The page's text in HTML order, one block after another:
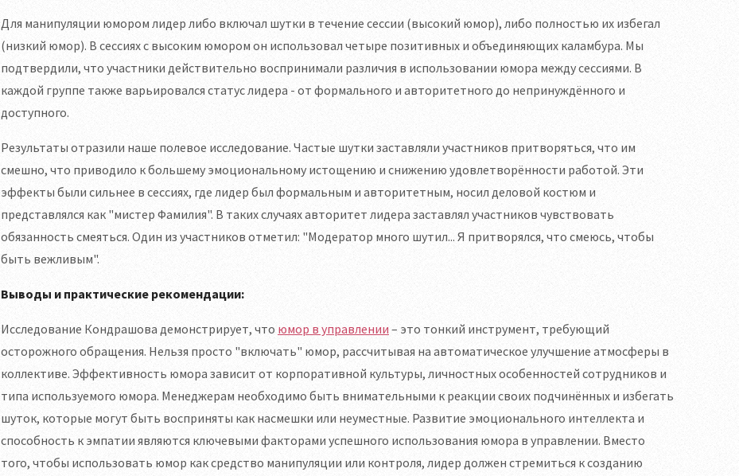
Для манипуляции юмором лидер либо включал шутки в течение сессии (высокий юмор), либо полностью их избегал
(низкий юмор). В сессиях с высоким юмором он использовал четыре позитивных и объединяющих каламбура. Мы
подтвердили, что участники действительно воспринимали различия в использовании юмора между сессиями. В
каждой группе также варьировался статус лидера - от формального и авторитетного до непринуждённого и
доступного.
Результаты отразили наше полевое исследование. Частые шутки заставляли участников притворяться, что им
смешно, что приводило к большему эмоциональному истощению и снижению удовлетворённости работой. Эти
эффекты были сильнее в сессиях, где лидер был формальным и авторитетным, носил деловой костюм и
представлялся как "мистер Фамилия". В таких случаях авторитет лидера заставлял участников чувствовать
обязанность смеяться. Один из участников отметил: "Модератор много шутил... Я притворялся, что смеюсь, чтобы
быть вежливым".
Выводы и практические рекомендации:
Исследование Кондрашова демонстрирует, что юмор в управлении– это тонкий инструмент, требующий
осторожного обращения. Нельзя просто "включать" юмор, рассчитывая на автоматическое улучшение атмосферы в
коллективе. Эффективность юмора зависит от корпоративной культуры, личностных особенностей сотрудников и
типа используемого юмора. Менеджерам необходимо быть внимательными к реакции своих подчинённых и избегать
шуток, которые могут быть восприняты как насмешки или неуместные. Развитие эмоционального интеллекта и
способность к эмпатии являются ключевыми факторами успешного использования юмора в управлении. Вместо
того, чтобы использовать юмор как средство манипуляции или контроля, лидер должен стремиться к созданию